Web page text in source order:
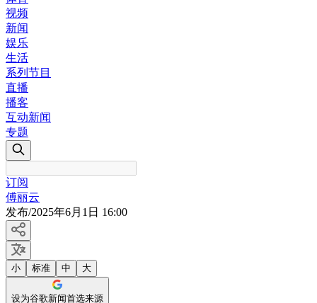
视频
新闻
娱乐
生活
系列节目
直播
播客
互动新闻
专题
订阅
傅丽云
发布/2025年6月1日 16:00
小 标准 中 大
设为谷歌新闻首选来源